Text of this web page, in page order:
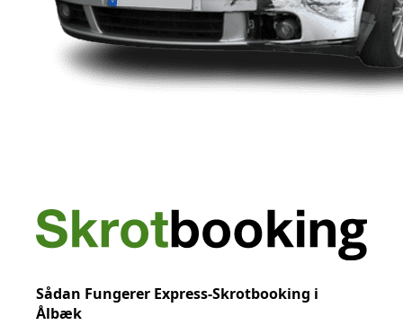
Sådan Fungerer Express-Skrotbooking i
Ålbæk